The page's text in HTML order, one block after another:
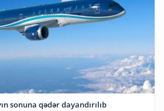
sonuna qədər dayandırılıb